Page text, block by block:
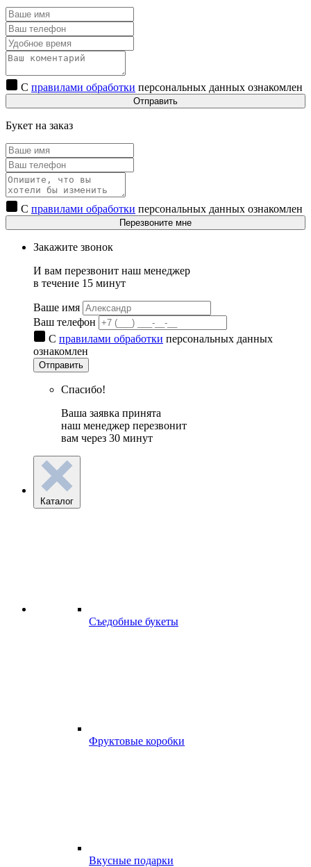
С правилами обработки персональных данных ознакомлен
Отправить
Букет на заказ
С правилами обработки персональных данных ознакомлен
Перезвоните мне
Закажите звонок
И вам перезвонит наш менеджер
в течение 15 минут
Ваше имя
Ваш телефон
С правилами обработки персональных данных
ознакомлен
Отправить
Спасибо!
Ваша заявка принята
наш менеджер перезвонит
вам через 30 минут
Каталог
Съедобные букеты
Фруктовые коробки
Вкусные подарки